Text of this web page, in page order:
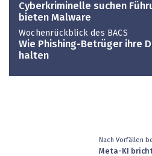
Cyberkriminelle suchen
bieten Malware
Wochenrückblick des BACS
Wie Phishing-Betrüger ihre
halten
Nach Vorfällen
Meta-KI